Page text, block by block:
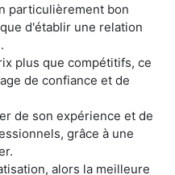
particulièrement bon
d'établir une relation
plus que compétitifs, ce
de confiance et de
de son expérience et de
grâce à une
alors la meilleure